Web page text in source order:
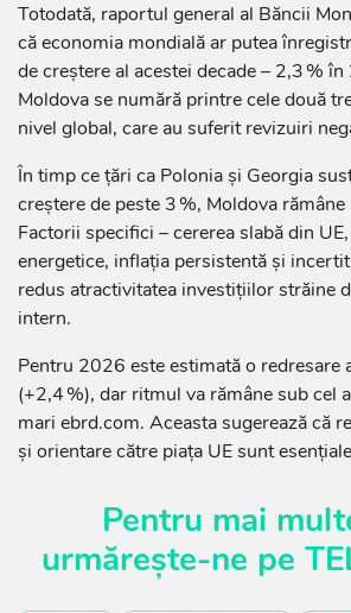
Totodată, raportul general al Băncii
că economia mondială ar putea
de creștere al acestei decade – 2,3 %
Moldova se numără printre cele două
nivel global, care au suferit revizuiri
În timp ce țări ca Polonia și Georgia
creștere de peste 3 %, Moldova
Factorii specifici – cererea slabă din
energetice, inflația persistentă și
redus atractivitatea investițiilor străine
intern.
Pentru 2026 este estimată o redresare
(+2,4 %), dar ritmul va rămâne sub cel
mari ebrd.com. Aceasta sugerează că
și orientare către piața UE sunt
Pentru mai
urmărește-ne pe